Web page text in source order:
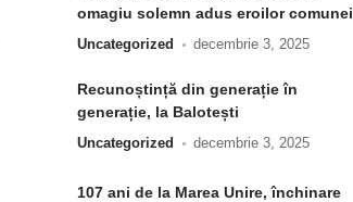
omagiu solemn adus eroilor comunei
Uncategorized decembrie 3, 2025
Recunoștință din generație în
generație, la Balotești
Uncategorized decembrie 3, 2025
107 ani de la Marea Unire, închinare